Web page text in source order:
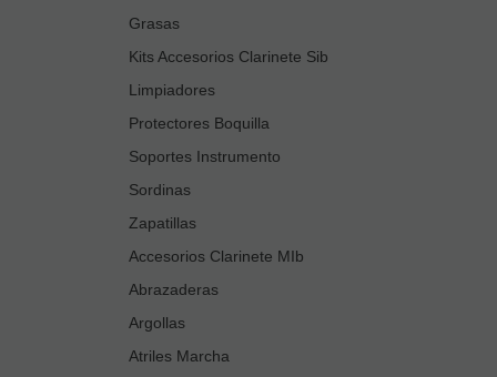
Grasas
Kits Accesorios Clarinete Sib
Limpiadores
Protectores Boquilla
Soportes Instrumento
Sordinas
Zapatillas
Accesorios Clarinete MIb
Abrazaderas
Argollas
Atriles Marcha